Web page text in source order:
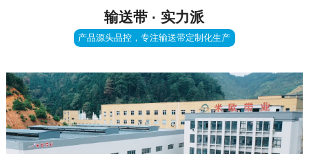
输送带 · 实力派
产品源头品控，专注输送带定制化生产